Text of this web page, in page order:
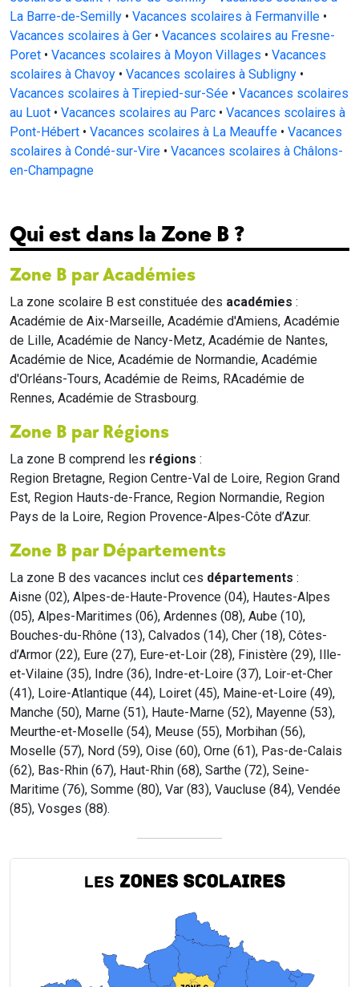
La Barre-de-Semilly • Vacances scolaires à Fermanville •
Vacances scolaires à Ger • Vacances scolaires au Fresne-
Poret • Vacances scolaires à Moyon Villages • Vacances
scolaires à Chavoy • Vacances scolaires à Subligny •
Vacances scolaires à Tirepied-sur-Sée • Vacances scolaires
au Luot • Vacances scolaires au Parc • Vacances scolaires à
Pont-Hébert • Vacances scolaires à La Meauffe • Vacances
scolaires à Condé-sur-Vire • Vacances scolaires à Châlons-
en-Champagne
Qui est dans la Zone B ?
Zone B par Académies
La zone scolaire B est constituée des académies :
Académie de Aix-Marseille, Académie d'Amiens, Académie
de Lille, Académie de Nancy-Metz, Académie de Nantes,
Académie de Nice, Académie de Normandie, Académie
d'Orléans-Tours, Académie de Reims, RAcadémie de
Rennes, Académie de Strasbourg.
Zone B par Régions
La zone B comprend les régions :
Region Bretagne, Region Centre-Val de Loire, Region Grand
Est, Region Hauts-de-France, Region Normandie, Region
Pays de la Loire, Region Provence-Alpes-Côte d’Azur.
Zone B par Départements
La zone B des vacances inclut ces départements :
Aisne (02), Alpes-de-Haute-Provence (04), Hautes-Alpes
(05), Alpes-Maritimes (06), Ardennes (08), Aube (10),
Bouches-du-Rhône (13), Calvados (14), Cher (18), Côtes-
d’Armor (22), Eure (27), Eure-et-Loir (28), Finistère (29), Ille-
et-Vilaine (35), Indre (36), Indre-et-Loire (37), Loir-et-Cher
(41), Loire-Atlantique (44), Loiret (45), Maine-et-Loire (49),
Manche (50), Marne (51), Haute-Marne (52), Mayenne (53),
Meurthe-et-Moselle (54), Meuse (55), Morbihan (56),
Moselle (57), Nord (59), Oise (60), Orne (61), Pas-de-Calais
(62), Bas-Rhin (67), Haut-Rhin (68), Sarthe (72), Seine-
Maritime (76), Somme (80), Var (83), Vaucluse (84), Vendée
(85), Vosges (88).